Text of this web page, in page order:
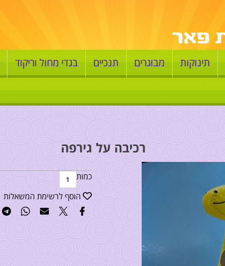
תינוקות מבוגרים תנכיים בגדי מחול וריקוד
רכיבה על גירפה
כמות
הוסף לרשימת המשאלות